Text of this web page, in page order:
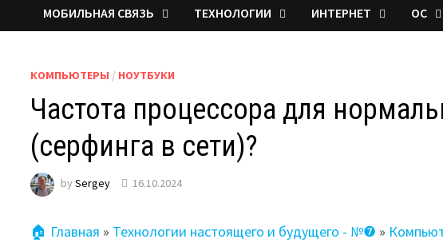
МОБИЛЬНАЯ СВЯЗЬ ТЕХНОЛОГИИ ИНТЕРНЕТ ОС
КОМПЬЮТЕРЫ / НОУТБУКИ
Частота процессора для
(серфинга в сети)?
bySergey 16.10.2024
🏠 Главная » Технологии настоящего и будущего - №❼ »